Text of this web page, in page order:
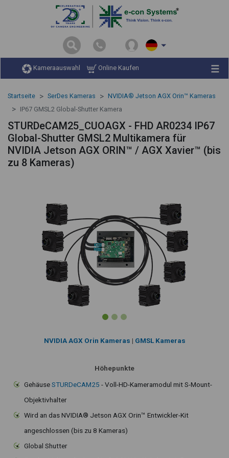
Kameraauswahl Online Kaufen
Startseite SerDes Kameras
NVIDIA® Jetson AGX Orin™ Kameras
IP67 GMSL2 Global-Shutter Kamera
STURDeCAM25_CUOAGX - FHD AR0234 IP67
Global-Shutter GMSL2 Multikamera für
NVIDIA Jetson AGX ORIN™ / AGX Xavier™ (bis
zu 8 Kameras)
NVIDIA AGX Orin Kameras | GMSL Kameras
Höhepunkte
GehäuseSTURDeCAM25 - Voll-HD-Kameramodul mit S-Mount-
Objektivhalter
Wird an das NVIDIA® Jetson AGX Orin™ Entwickler-Kit
angeschlossen (bis zu 8 Kameras)
Global Shutter